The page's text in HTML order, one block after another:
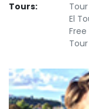
Tours:
El